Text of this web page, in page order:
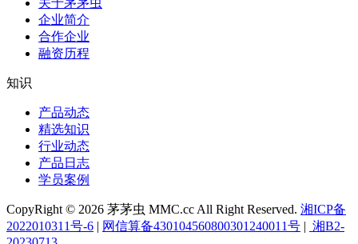
关于茅茅虫
企业简介
合作企业
融资历程
知识
产品动态
精选知识
行业动态
产品日志
学员案例
CopyRight © 2026 茅茅虫 MMC.cc All Right Reserved. 湘ICP备
2022010311号-6 | 网信算备430104560800301240011号 | 湘B2-